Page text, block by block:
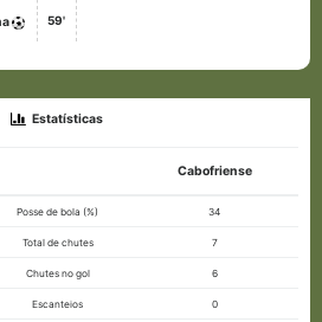
59'
Estatísticas
Cabofriense
Posse de bola (%) 34
Total de chutes 7
Chutes no gol 6
Escanteios 0